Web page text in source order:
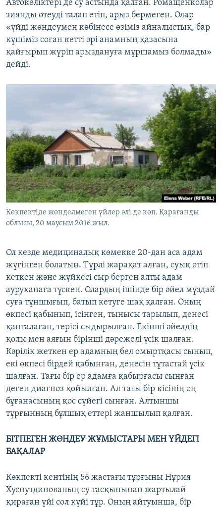
Автокөліктері де су астында қалған. Ромащенколар
зиянды өтеуді талап етіп, арыз бермеген. Олар
«үйді жөндеумен көбінесе өзіміз айналыстық, бар
күшіміз соған кетті әрі анамның қазасына
қайғырып жүріп арыздануға мұршамыз болмады»
дейді.
Көкпектіде жөнделмеген үйлер әлі де көп. Қарағанды
облысы, 20 маусым 2016 жыл.
Ол кезде медициналық көмекке 20-дан аса адам
жүгінген болатын. Түрлі жарақат алған, суық өтіп
кеткен және жүйкесі сыр берген алты адам
ауруханаға түскен. Олардың ішінде бір әйел мұздай
суға тұншығып, батып кетуге шақ қалған. Оның
өкпесі қабынып, ісінген, тынысы тарылып, денесі
қанталаған, терісі сыдырылған. Екінші әйелдің
қолы мен аяғын бірінші дәрежелі үсік шалған.
Кәрілік жеткен ер адамның бел омыртқасы сынып,
екі өкпесі бірдей қабынған, денесін тұтастай үсік
шалған. Тағы бір ер адамға қабырғасы сынған
деген диагноз қойылған. Ал тағы бір кісінің оң
бұғанасының қос сүйегі сынған. Алтыншы
тұрғынның бұлшық еттері жаншылып қалған.
БІТПЕГЕН ЖӨНДЕУ ЖҰМЫСТАРЫ МЕН ҮЙДЕГІ
БАҚАЛАР
Көкпекті кентінің 56 жастағы тұрғыны Нұрия
Хуснутдинованың су тасқынынан жартылай
қираған үйі сол күйі тұр. Оның айтуынша, бір